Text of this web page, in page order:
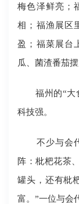
梅色泽鲜亮；
相；福渔展区
盈；福菜展台
瓜、菌渣番茄
福州的“大食
科技强。
不少与会代
阵：枇杷花茶
罐头，还有枇
富。”一位与会